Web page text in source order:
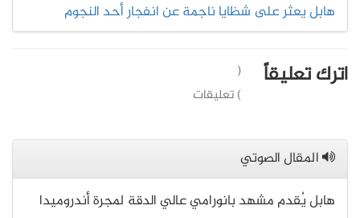
هابل يعثر على شظايا ناجمة عن انفجار أحد النجوم
اترك تعليقاً
(
) تعليقات
المقال الصوتي
هابل يُقدم مشهد بانورامي عالي الدقة لمجرة أندروميدا